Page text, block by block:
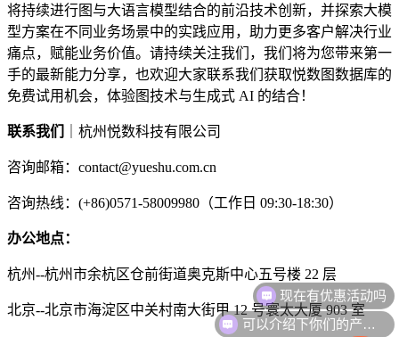
将持续进行图与大语言模型结合的前沿技术创新，并探索大模
型方案在不同业务场景中的实践应用，助力更多客户解决行业
痛点，赋能业务价值。请持续关注我们，我们将为您带来第一
手的最新能力分享，也欢迎大家联系我们获取悦数图数据库的
免费试用机会，体验图技术与生成式 AI 的结合！
联系我们 ｜杭州悦数科技有限公司
咨询邮箱：contact@yueshu.com.cn
咨询热线：(+86)0571-58009980（工作日 09:30-18:30）
办公地点：
杭州--杭州市余杭区仓前街道奥克斯中心五号楼 22 层
北京--北京市海淀区中关村南大街甲 12 号寰太大厦 903 室可以介绍下你们的产品么
现在有优惠活动吗